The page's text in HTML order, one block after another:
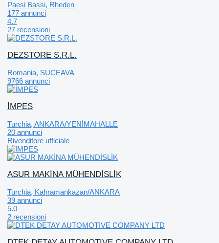
Paesi Bassi, Rheden
177 annunci
4.7
27 recensioni
DEZSTORE S.R.L.
Romania, SUCEAVA
9766 annunci
İMPES
Turchia, ANKARA/YENİMAHALLE
20 annunci
Rivenditore ufficiale
ASUR MAKİNA MÜHENDİSLİK
Turchia, Kahramankazan/ANKARA
39 annunci
5.0
2 recensioni